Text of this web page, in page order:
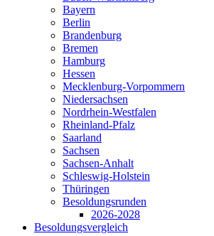
Bayern
Berlin
Brandenburg
Bremen
Hamburg
Hessen
Mecklenburg-Vorpommern
Niedersachsen
Nordrhein-Westfalen
Rheinland-Pfalz
Saarland
Sachsen
Sachsen-Anhalt
Schleswig-Holstein
Thüringen
Besoldungsrunden
2026-2028
Besoldungsvergleich